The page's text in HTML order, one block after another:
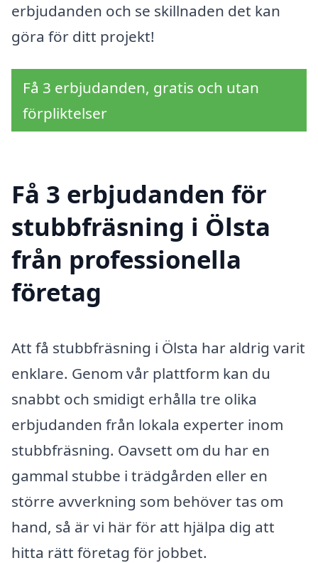
erbjudanden och se skillnaden det kan
göra för ditt projekt!
Få 3 erbjudanden, gratis och utan
förpliktelser
Få 3 erbjudanden för
stubbfräsning i Ölsta
från professionella
företag
Att få stubbfräsning i Ölsta har aldrig varit
enklare. Genom vår plattform kan du
snabbt och smidigt erhålla tre olika
erbjudanden från lokala experter inom
stubbfräsning. Oavsett om du har en
gammal stubbe i trädgården eller en
större avverkning som behöver tas om
hand, så är vi här för att hjälpa dig att
hitta rätt företag för jobbet.